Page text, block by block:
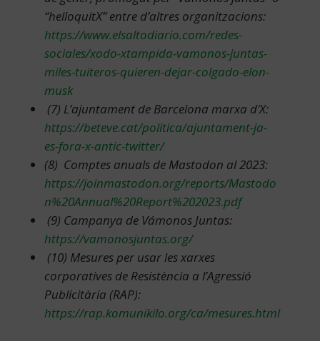
“helloquitX” entre d’altres organitzacions:
https://www.elsaltodiario.com/redes-
sociales/xodo-xtampida-vamonos-juntas-
miles-tuiteros-quieren-dejar-colgado-elon-
musk
(7) L’ajuntament de Barcelona marxa d’X:
https://beteve.cat/politica/ajuntament-ja-
es-fora-x-antic-twitter/
(8) Comptes anuals de Mastodon al 2023:
https://joinmastodon.org/reports/Mastodo
n%20Annual%20Report%202023.pdf
(9) Campanya de Vámonos Juntas:
https://vamonosjuntas.org/
(10) Mesures per usar les xarxes
corporatives de Resistència a l’Agressió
Publicitària (RAP):
https://rap.komunikilo.org/ca/mesures.html